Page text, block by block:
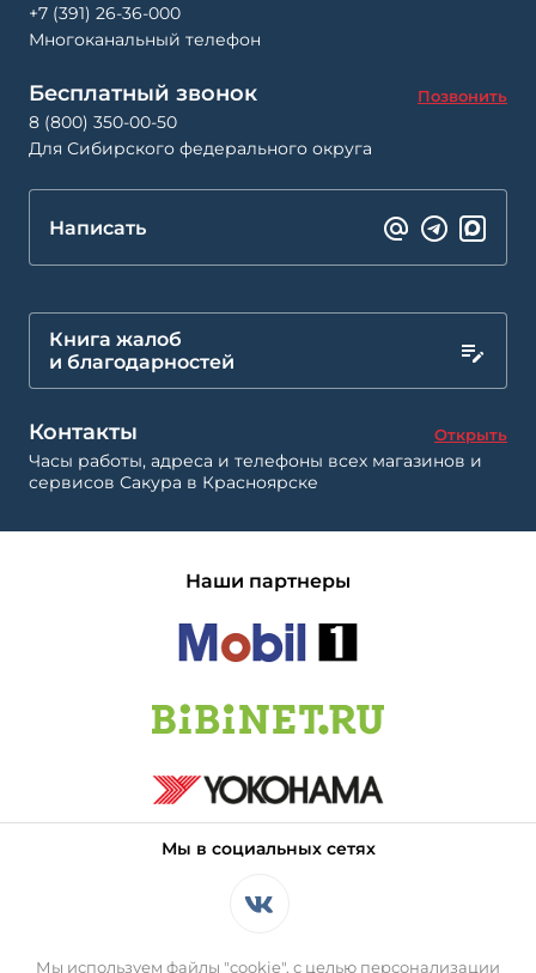
+7 (391) 26-36-000
Многоканальный телефон
Бесплатный звонок Позвонить
8 (800) 350-00-50
Для Сибирского федерального округа
Написать
Книга жалоб
и благодарностей
Контакты Открыть
Часы работы, адреса и телефоны всех магазинов и
сервисов Сакура в Красноярске
Наши партнеры
Мы в социальных сетях
Мы используем файлы "cookie", с целью персонализации